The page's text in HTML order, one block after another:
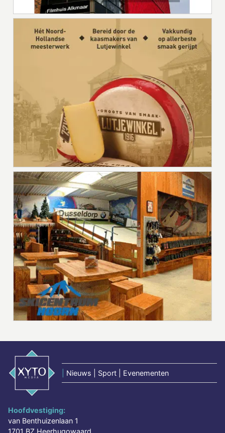
Nieuws | Sport | Evenementen
Hoofdvestiging:
van Benthuizenlaan 1
1701 BZ Heerhugowaard